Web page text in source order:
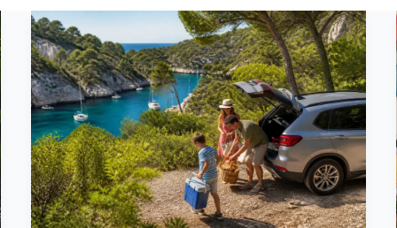
Parking
Calanque
Port-
Miou
Cassis
:
Guide
Pratique
et